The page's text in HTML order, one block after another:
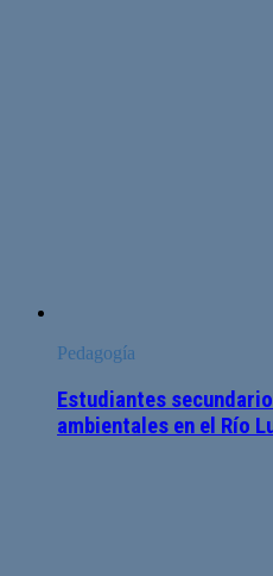
Pedagogía
Estudiantes
ambientales en el Río